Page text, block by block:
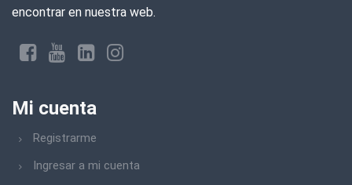
encontrar en nuestra web.
Mi cuenta
Registrarme
Ingresar a mi cuenta